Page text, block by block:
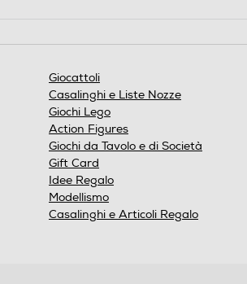
Giocattoli
Casalinghi e Liste Nozze
Giochi Lego
Action Figures
Giochi da Tavolo e di Società
Gift Card
Idee Regalo
Modellismo
Casalinghi e Articoli Regalo